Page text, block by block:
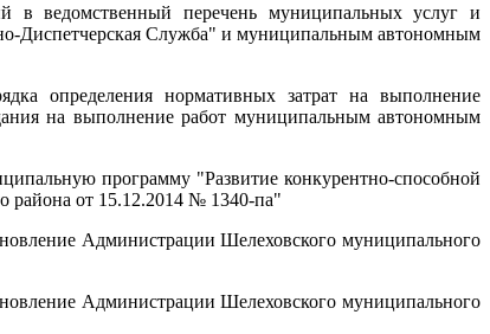
в ведомственный перечень муниципальных услуг и
Диспетчерская Служба" и муниципальным автономным
определения нормативных затрат на выполнение
на выполнение работ муниципальным автономным
программу "Развитие конкурентно-способной
района от 15.12.2014 № 1340-па"
Администрации Шелеховского муниципального
Администрации Шелеховского муниципального